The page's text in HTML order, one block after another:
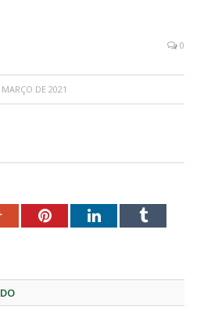
0
DE 2021
Google+PinterestLinkedInTumblr